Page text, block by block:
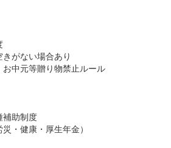
がない場合あり
中元等贈り物禁止ルール
補助制度
・健康・厚生年金）